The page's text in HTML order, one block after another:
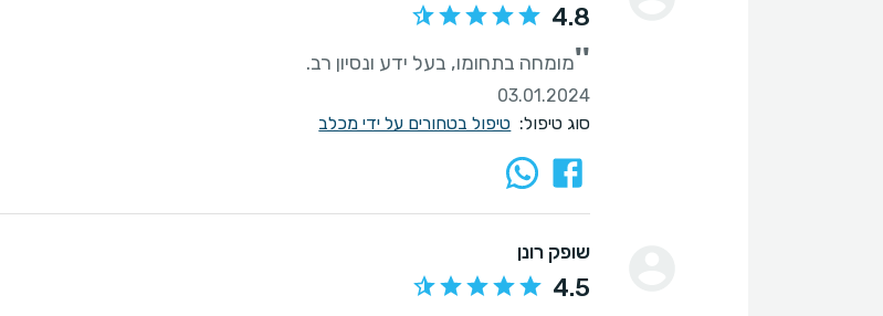
4.8
''מומחה בתחומו, בעל ידע ונסיון רב.
03.01.2024
סוג טיפול: טיפול בטחורים על ידי מכלב
שופק רונן
4.5